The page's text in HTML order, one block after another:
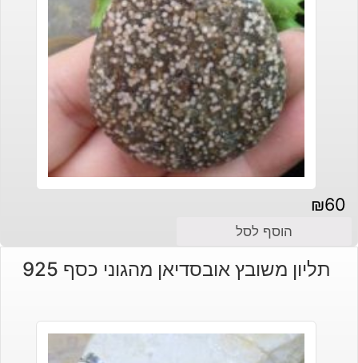
₪60
הוסף לסל
תליון משובץ אובסדיאן מהגוני כסף 925